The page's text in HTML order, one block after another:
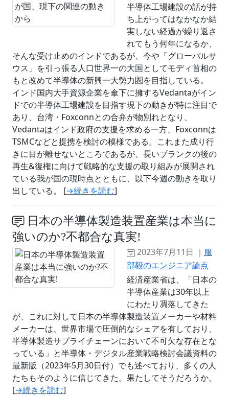
半導体工場建設の話が持
ち上がってはなかなか結
実しない経過が繰り返さ
れてもう何年になるか、
そんな受け止めのインドであるが、今や「グローバルサ
ウス」を引っ張る人口世界一の大国としてモディ首相の
もと改めて半導体の新興一大勢力圏を目指している。
インド国内大手資源企業を傘下に擁するVedantaがイン
ドでの半導体工場建設を目指す現下の動きが特に注目で
あり、台湾・Foxconnとの合弁が物別れとなり、
Vedantaはインド政府の支援を求める一方、Foxconnは
TSMCなどと提携を検討の模様である。これまた成り行
きに目が離せないところであるが、長いブランクの後の
再生&復権に向けて戦略的な支援の取り組みが展開され
ている我が国の現時点とともに、以下今週の動きを取り
出している。 [→続きを読む]
日本の半導体製造装置産業は本当に
強いのか?不都合な真実!
2023年7月11日 ｜ 服
部毅のエンジニア論点
経済産業省は、「日本の
半導体産業は30年以上
にわたり凋落してきた
が、これに対して日本の半導体製造装置メーカーや材料
メーカーは、世界市場で圧倒的なシェアを有しており、
半導体製造サプライチェーンにおいて不可欠な存在とな
っている」と半導体・デジタル産業戦略検討会議資料の
最新版（2023年5月30日付）でも述べており、多くの人
たちもそのように信じてきた。果たしてそうだろうか。
[→続きを読む]